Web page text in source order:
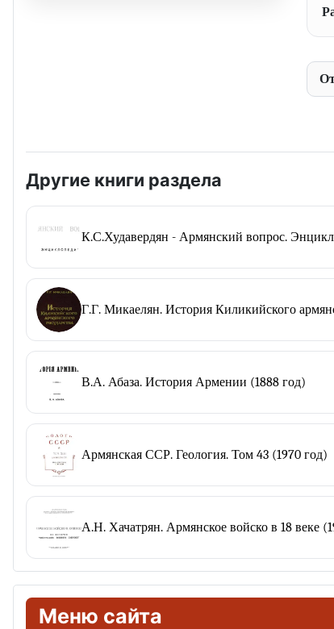
Меню сайта
Другие книги раздела
К.С.Худавердян - Армянский вопрос.
Г.Г. Микаелян. История Киликийского
В.А. Абаза. История Армении (1888 год)
Армянская ССР. Геология. Том 43 (1970 год)
А.Н. Хачатрян. Армянское войско в 18 веке